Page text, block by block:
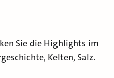
Sie die Highlights im
Kelten, Salz.